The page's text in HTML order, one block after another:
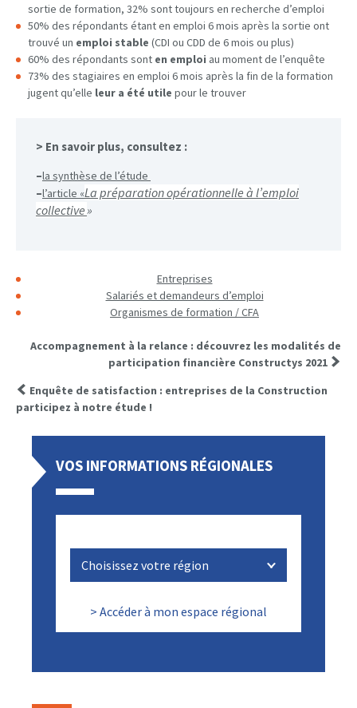
sortie de formation, 32% sont toujours en recherche d’emploi
50% des répondants étant en emploi 6 mois après la sortie ont
trouvé un emploi stable (CDI ou CDD de 6 mois ou plus)
60% des répondants sont en emploi au moment de l’enquête
73% des stagiaires en emploi 6 mois après la fin de la formation
jugent qu’elle leur a été utile pour le trouver
> En savoir plus, consultez :
–la synthèse de l’étude
–l’article «La préparation opérationnelle à l’emploi
collective»
Entreprises
Salariés et demandeurs d’emploi
Organismes de formation / CFA
Accompagnement à la relance : découvrez les modalités de
participation financière Constructys 2021
Enquête de satisfaction : entreprises de la Construction
participez à notre étude !
VOS INFORMATIONS RÉGIONALES
> Accéder à mon espace régional